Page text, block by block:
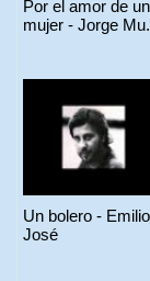
Por el amor de
mujer - Jorge
Un bolero - Emilio
José